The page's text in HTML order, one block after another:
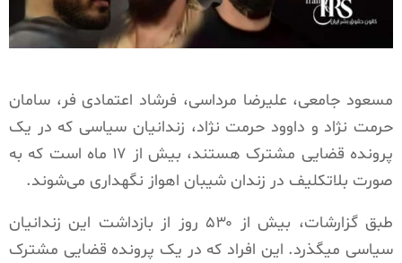
مسعود جامعی، علیرضا مرداسی، فرشاد اعتمادی فر، سامان
حرمت نژاد و داوود حرمت نژاد، زندانیان سیاسی که در یک
پرونده قضایی مشترک هستند، بیش از ۱۷ ماه است که به
صورت بلاتکلیف در زندان شیبان اهواز نگهداری می‌شوند.
طبق گزارشات، بیش از ۵۳۰ روز از بازداشت این زندانیان
سیاسی میگذرد. این افراد که در یک پرونده قضایی مشترک